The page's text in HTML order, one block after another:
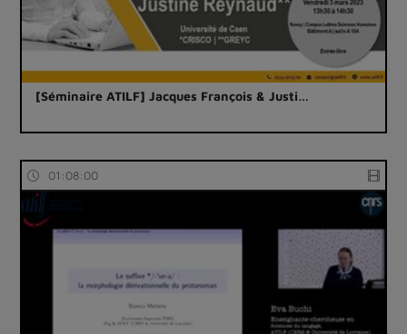
[Séminaire ATILF] Jacques François & Justi…
01:08:00